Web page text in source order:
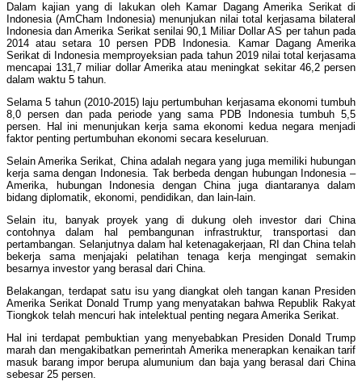
Dalam kajian yang di lakukan oleh Kamar Dagang Amerika Serikat di
Indonesia (AmCham Indonesia) menunjukan nilai total kerjasama bilateral
Indonesia dan Amerika Serikat senilai 90,1 Miliar Dollar AS per tahun pada
2014 atau setara 10 persen PDB Indonesia. Kamar Dagang Amerika
Serikat di Indonesia memproyeksian pada tahun 2019 nilai total kerjasama
mencapai 131,7 miliar dollar Amerika atau meningkat sekitar 46,2 persen
dalam waktu 5 tahun.
Selama 5 tahun (2010-2015) laju pertumbuhan kerjasama ekonomi tumbuh
8,0 persen dan pada periode yang sama PDB Indonesia tumbuh 5,5
persen. Hal ini menunjukan kerja sama ekonomi kedua negara menjadi
faktor penting pertumbuhan ekonomi secara keseluruan.
Selain Amerika Serikat, China adalah negara yang juga memiliki hubungan
kerja sama dengan Indonesia. Tak berbeda dengan hubungan Indonesia –
Amerika, hubungan Indonesia dengan China juga diantaranya dalam
bidang diplomatik, ekonomi, pendidikan, dan lain-lain.
Selain itu, banyak proyek yang di dukung oleh investor dari China
contohnya dalam hal pembangunan infrastruktur, transportasi dan
pertambangan. Selanjutnya dalam hal ketenagakerjaan, RI dan China telah
bekerja sama menjajaki pelatihan tenaga kerja mengingat semakin
besarnya investor yang berasal dari China.
Belakangan, terdapat satu isu yang diangkat oleh tangan kanan Presiden
Amerika Serikat Donald Trump yang menyatakan bahwa Republik Rakyat
Tiongkok telah mencuri hak intelektual penting negara Amerika Serikat.
Hal ini terdapat pembuktian yang menyebabkan Presiden Donald Trump
marah dan mengakibatkan pemerintah Amerika menerapkan kenaikan tarif
masuk barang impor berupa alumunium dan baja yang berasal dari China
sebesar 25 persen.